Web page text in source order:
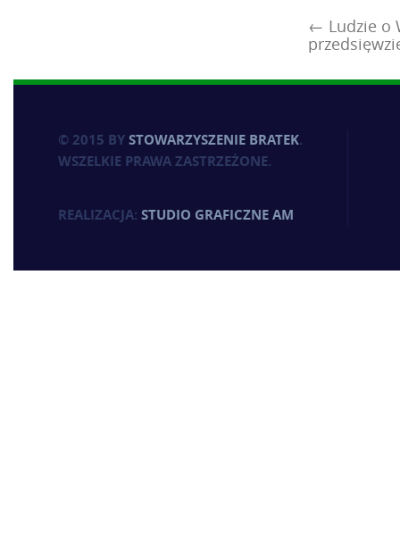
← Ludzie o
© 2015 BYSTOWARZYSZENIE BRATEK.
WSZELKIE PRAWA ZASTRZEŻONE.
REALIZACJA: STUDIO GRAFICZNE AM